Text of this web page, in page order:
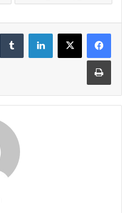
لينكدإن